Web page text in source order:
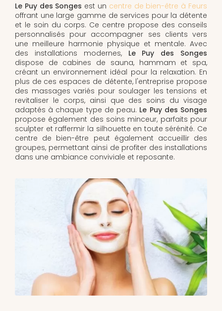
Le Puy des Songes est un centre de bien-être à Feurs
offrant une large gamme de services pour la détente
et le soin du corps. Ce centre propose des conseils
personnalisés pour accompagner ses clients vers
une meilleure harmonie physique et mentale. Avec
des installations modernes, Le Puy des Songes
dispose de cabines de sauna, hammam et spa,
créant un environnement idéal pour la relaxation. En
plus de ces espaces de détente, l'entreprise propose
des massages variés pour soulager les tensions et
revitaliser le corps, ainsi que des soins du visage
adaptés à chaque type de peau. Le Puy des Songes
propose également des soins minceur, parfaits pour
sculpter et raffermir la silhouette en toute sérénité. Ce
centre de bien-être peut également accueillir des
groupes, permettant ainsi de profiter des installations
dans une ambiance conviviale et reposante.